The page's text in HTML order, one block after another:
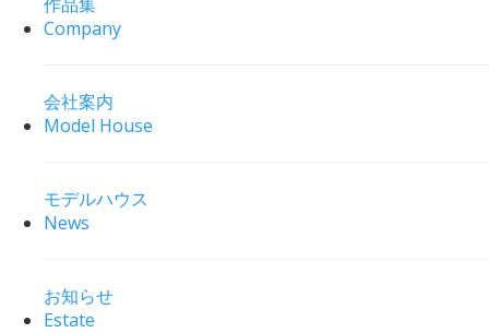
Company
会社案内
Model House
モデルハウス
News
お知らせ
Estate